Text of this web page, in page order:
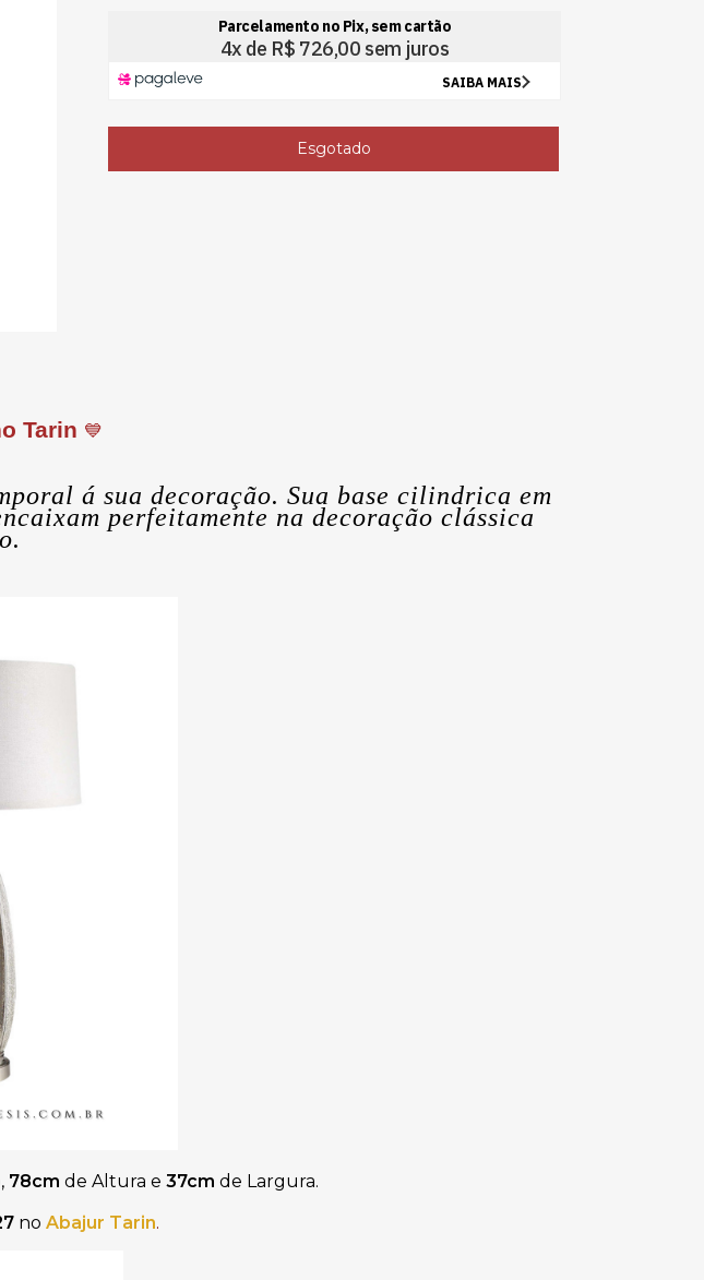
Tarin 💙
á sua decoração. Sua base cilindrica em
perfeitamente na decoração clássica
78cm de Altura e 37cm de Largura.
no Abajur Tarin.